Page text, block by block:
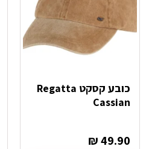
האפשרויות
בעמוד
המוצר
כובע קסקט Regatta
Cassian
₪49.90